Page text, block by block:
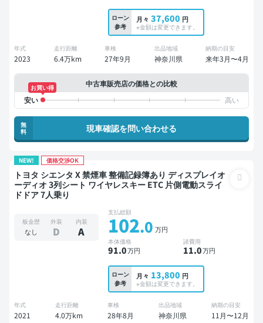
ローン
参考
月々 37,600 円
※金額は変更できます。
年式
2023
走行距離
6.4万km
車検
27年9月
出品地域
神奈川県
納期の目安
来年3月〜4月
中古車販売店の価格との比較
お買い得
無
料
現車確認を問い合わせる
NEW! 価格交渉OK
トヨタ シエンタ X 禁煙車 整備記録簿あり ディスプレイオ
ーディオ 3列シート ワイヤレスキー ETC 片側電動スライ
ドドア 7人乗り
板金歴
なし
外装
D
内装
A
支払総額
102.0 万円
本体価格
91.0万円
諸費用
11.0万円
ローン
参考
月々 13,800 円
※金額は変更できます。
年式
2021
走行距離
4.0万km
車検
28年8月
出品地域
神奈川県
納期の目安
11月〜12月